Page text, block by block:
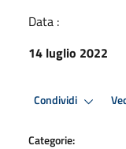
Data :
14 luglio 2022
Condividi
Categorie: